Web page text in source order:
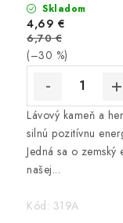
Skladom
4,69 €
6,70 €
(–30 %)
Lávový kameň a
silnú pozitívnu
Jedná sa o
našej...
Kód: 319A